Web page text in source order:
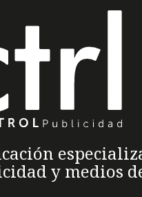
y medios